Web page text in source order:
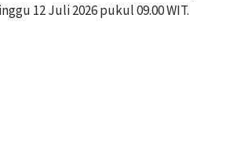
12 Juli 2026 pukul 09.00 WIT.